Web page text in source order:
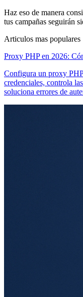
Haz eso de manera
tus campañas seguirán
Articulos mas populares
Proxy PHP en 2026:
Configura un proxy
credenciales, controla
soluciona errores de